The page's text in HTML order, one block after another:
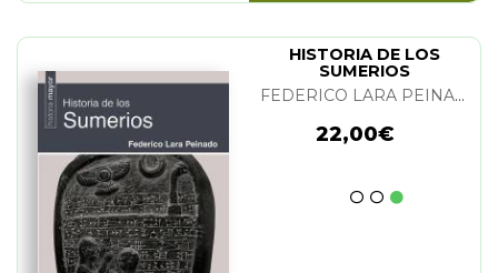
HISTORIA DE LOS
SUMERIOS
FEDERICO LARA PEINADO
22,00€